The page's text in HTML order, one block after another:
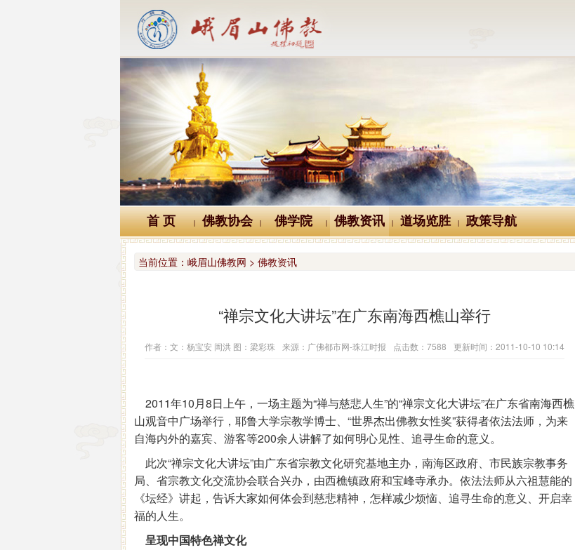
首 页 | 佛教协会 | 佛学院 | 佛教资讯 | 道场览胜 | 政策导航
当前位置： 峨眉山佛教网 > 佛教资讯
“禅宗文化大讲坛”在广东南海西樵山举行
作者：文：杨宝安 訚洪 图：梁彩珠 来源：广佛都市网-珠江时报 点击数：7588 更新时间：2011-10-10 10:14
2011年10月8日上午，一场主题为“禅与慈悲人生”的“禅宗文化大讲坛”在广东省南海西樵
山观音中广场举行，耶鲁大学宗教学博士、“世界杰出佛教女性奖”获得者依法法师，为来
自海内外的嘉宾、游客等200余人讲解了如何明心见性、追寻生命的意义。
此次“禅宗文化大讲坛”由广东省宗教文化研究基地主办，南海区政府、市民族宗教事务
局、省宗教文化交流协会联合兴办，由西樵镇政府和宝峰寺承办。依法法师从六祖慧能的
《坛经》讲起，告诉大家如何体会到慈悲精神，怎样减少烦恼、追寻生命的意义、开启幸
福的人生。
呈现中国特色禅文化